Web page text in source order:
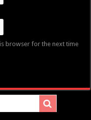
browser for the next time